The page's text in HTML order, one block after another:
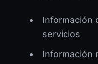
Información
servicios
Información